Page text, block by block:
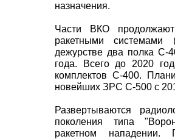
назначения.
Части ВКО
ракетными
дежурстве два полка С-
года. Всего до 2020
комплектов С-400.
новейших ЗРС С-500 с
Развертываются
поколения типа
ракетном